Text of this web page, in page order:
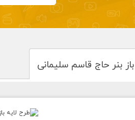
بنر حاج قاسم سلیمانی